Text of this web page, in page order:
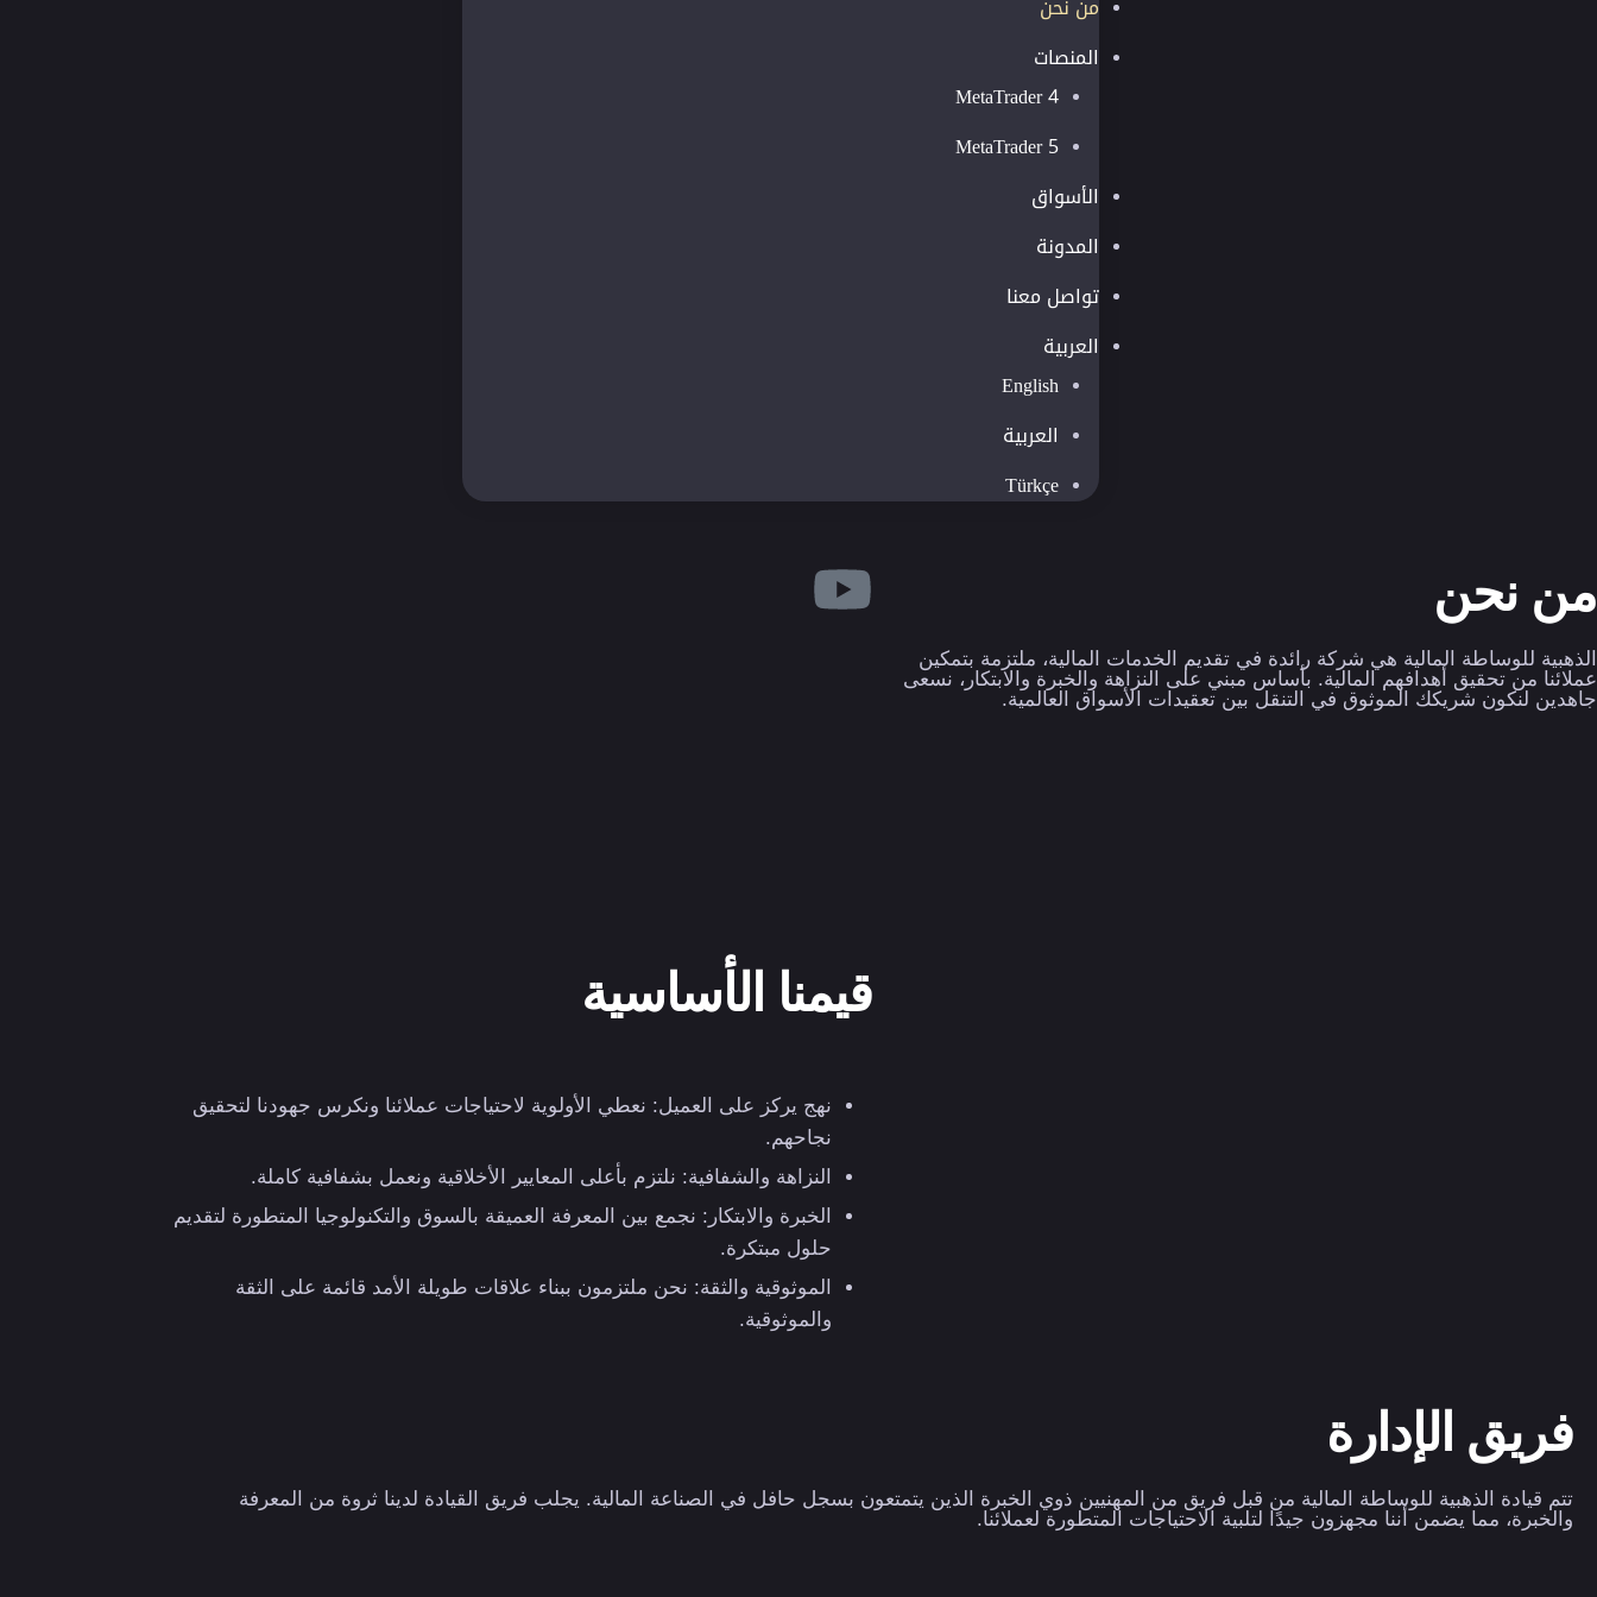
المنصات
MetaTrader 4
MetaTrader 5
الأسواق
المدونة
تواصل معنا
العربية
English
العربية
Türkçe
من نحن
الذهبية للوساطة المالية هي شركة رائدة في تقديم الخدمات المالية، ملتزمة بتمكين
عملائنا من تحقيق أهدافهم المالية. بأساس مبني على النزاهة والخبرة والابتكار، نسعى
جاهدين لنكون شريكك الموثوق في التنقل بين تعقيدات الأسواق العالمية.
قيمنا الأساسية
نهج يركز على العميل: نعطي الأولوية لاحتياجات عملائنا ونكرس جهودنا لتحقيق
نجاحهم.
النزاهة والشفافية: نلتزم بأعلى المعايير الأخلاقية ونعمل بشفافية كاملة.
الخبرة والابتكار: نجمع بين المعرفة العميقة بالسوق والتكنولوجيا المتطورة لتقديم
حلول مبتكرة.
الموثوقية والثقة: نحن ملتزمون ببناء علاقات طويلة الأمد قائمة على الثقة
والموثوقية.
فريق الإدارة
تتم قيادة الذهبية للوساطة المالية من قبل فريق من المهنيين ذوي الخبرة الذين يتمتعون بسجل حافل في الصناعة المالية. يجلب فريق القيادة لدينا ثروة من المعرفة
والخبرة، مما يضمن أننا مجهزون جيدًا لتلبية الاحتياجات المتطورة لعملائنا.